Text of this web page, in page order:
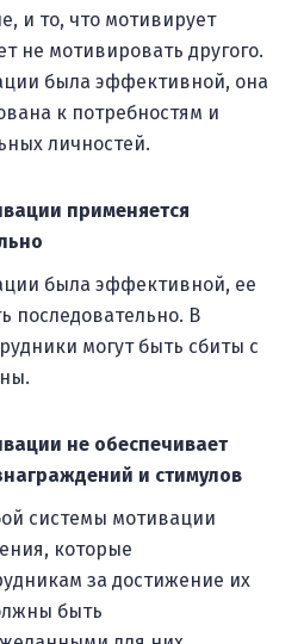
и то, что мотивирует
не мотивировать другого.
была эффективной, она
к потребностям и
личностей.
применяется
была эффективной, ее
последовательно. В
могут быть сбиты с
не обеспечивает
и стимулов
системы мотивации
которые
за достижение их
быть